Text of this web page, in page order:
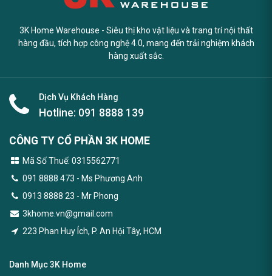
3K Home Warehouse - Siêu thị kho vật liệu và trang trí nội thất
hàng đầu, tích hợp công nghệ 4.0, mang đến trải nghiệm khách
hàng xuất sắc.
Dịch Vụ Khách Hàng
Hotline: 091 8888 139
CÔNG TY CỔ PHẦN 3K HOME
Mã Số Thuế: 0315562771
091 8888 473 - Ms Phương Anh
0913 8888 23 - Mr Phong
3khome.vn@gmail.com
223 Phan Huy Ích, P. An Hội Tây, HCM
Danh Mục 3K Home